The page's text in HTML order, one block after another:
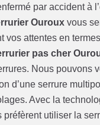
par accident à
Ouroux vous
vos attentes en
pas cher
Nous pouvons
d’une serrure
Avec la
utiliser la